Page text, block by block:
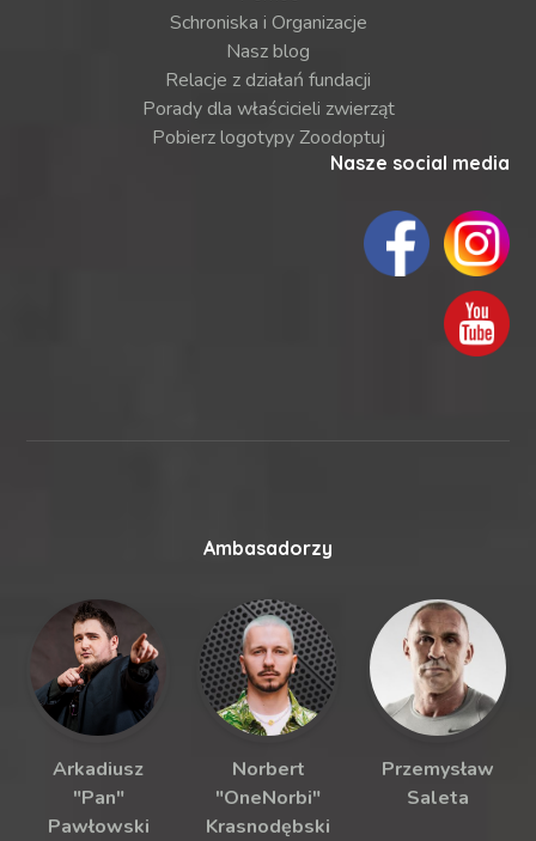
Schroniska i Organizacje
Nasz blog
Relacje z działań fundacji
Porady dla właścicieli zwierząt
Pobierz logotypy Zoodoptuj
Nasze social media
Ambasadorzy
Arkadiusz
"Pan"
Pawłowski
Norbert
"OneNorbi"
Krasnodębski
Przemysław
Saleta